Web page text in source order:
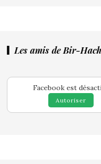
Les amis de Bir-
Facebook est
Autoriser